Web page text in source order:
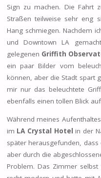
Sign zu machen. Die Fahrt
Straßen teilweise sehr eng
Hang schmiegen. Nachdem
und Downtown LA
gelegenen Griffith
ein paar Bilder vom
können, aber die Stadt spart
mir nur das beleuchtete
ebenfalls einen tollen Blick
Während meines
im LA Crystal Hotel in der
später herausgefunden,
aber durch die
Problem. Das Zimmer